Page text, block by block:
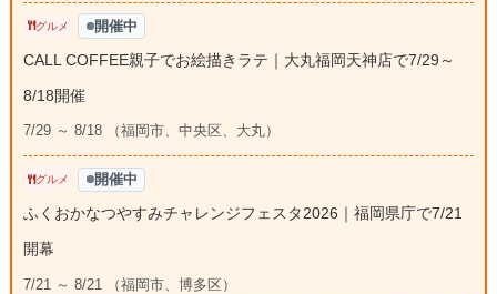
グルメ 開催中
CALL COFFEE親子でお絵描きラテ｜大丸福岡天神店で7/29～
8/18開催
7/29 ～ 8/18 （福岡市、中央区、大丸）
グルメ 開催中
ふくおかなつやすみチャレンジフェスタ2026｜福岡県庁で7/21
開幕
7/21 ～ 8/21 （福岡市、博多区）